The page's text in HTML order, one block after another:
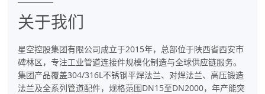
关于我们
星空控股集团有限公司成立于2015年，总部位于陕西省西安市
碑林区，专注工业管道连接件规模化制造与全球供应链服务。
集团产品覆盖304/316L不锈钢平焊法兰、对焊法兰、高压锻造
法兰及全系列管道配件，规格范围DN15至DN2000，年产能突